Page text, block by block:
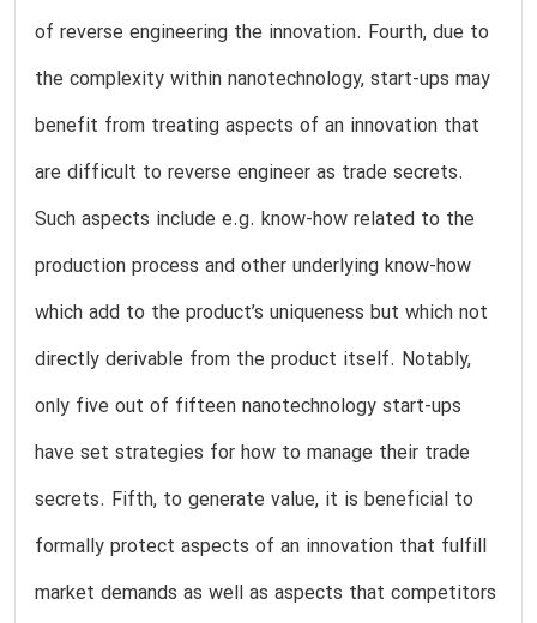
of reverse engineering the innovation. Fourth, due to
the complexity within nanotechnology, start-ups may
benefit from treating aspects of an innovation that
are difficult to reverse engineer as trade secrets.
Such aspects include e.g. know-how related to the
production process and other underlying know-how
which add to the product’s uniqueness but which not
directly derivable from the product itself. Notably,
only five out of fifteen nanotechnology start-ups
have set strategies for how to manage their trade
secrets. Fifth, to generate value, it is beneficial to
formally protect aspects of an innovation that fulfill
market demands as well as aspects that competitors